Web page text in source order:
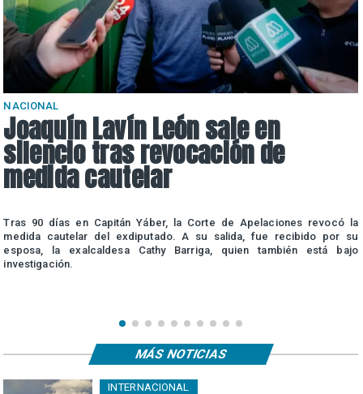
NACIONAL
Joaquín Lavín León sale en
silencio tras revocación de
medida cautelar
Tras 90 días en Capitán Yáber, la Corte de Apelaciones revocó la
medida cautelar del exdiputado. A su salida, fue recibido por su
esposa, la exalcaldesa Cathy Barriga, quien también está bajo
investigación.
INTERNACIONAL
MÁS NOTICIAS